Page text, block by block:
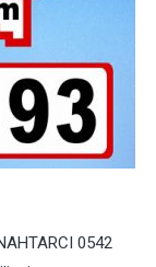
0542